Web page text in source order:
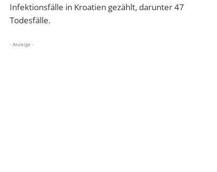
Infektionsfälle in Kroatien gezählt, darunter 47
Todesfälle.
- Anzeige -